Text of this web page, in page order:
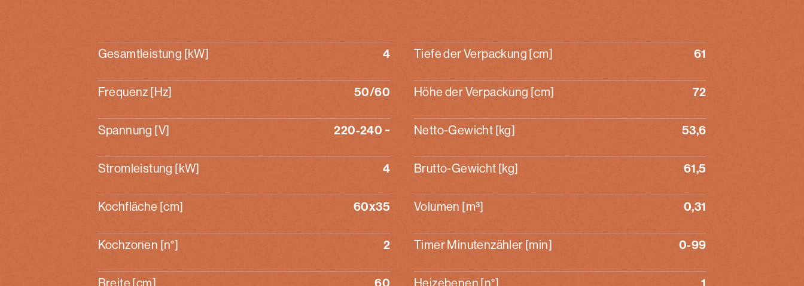
Gesamtleistung [kW] 4
Frequenz [Hz] 50/60
Spannung [V] 220-240 ~
Stromleistung [kW] 4
Kochfläche [cm] 60x35
Kochzonen [n°] 2
Breite [cm] 60
Tiefe der Verpackung [cm] 61
Höhe der Verpackung [cm] 72
Netto-Gewicht [kg] 53,6
Brutto-Gewicht [kg] 61,5
Volumen [m³] 0,31
Timer Minutenzähler [min] 0-99
Heizebenen [n°] 1